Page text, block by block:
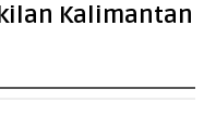
Kalimantan